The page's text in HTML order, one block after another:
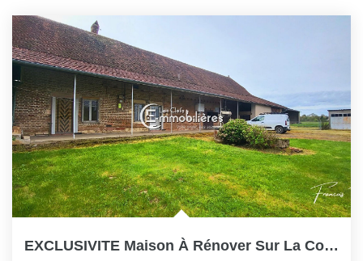
EXCLUSIVITE Maison À Rénover Sur La Commune De SORNAY 71500